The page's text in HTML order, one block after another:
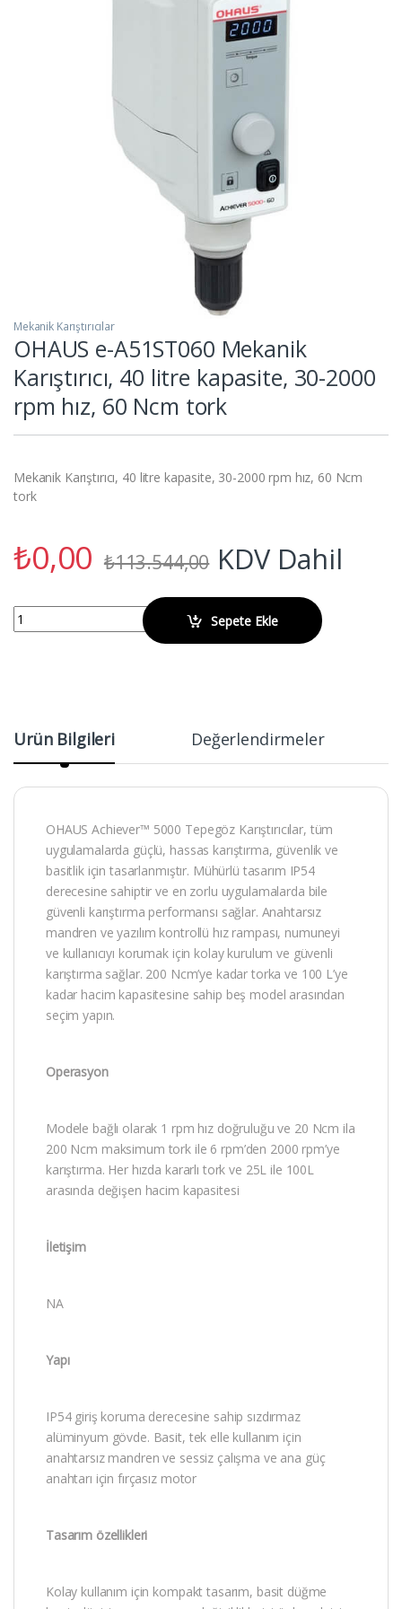
Mekanik Karıştırıcılar
OHAUS e-A51ST060 Mekanik
Karıştırıcı, 40 litre kapasite, 30-2000
rpm hız, 60 Ncm tork
Mekanik Karıştırıcı, 40 litre kapasite, 30-2000 rpm hız, 60 Ncm
tork
₺0,00 ₺113.544,00 KDV Dahil
OHAUS e-A51ST060 Mekanik Karıştırıcı, 40 litre kapasite, 30-2000
Sepete Ekle
Ürün Bilgileri Değerlendirmeler
OHAUS Achiever™ 5000 Tepegöz Karıştırıcılar, tüm
uygulamalarda güçlü, hassas karıştırma, güvenlik ve
basitlik için tasarlanmıştır. Mühürlü tasarım IP54
derecesine sahiptir ve en zorlu uygulamalarda bile
güvenli karıştırma performansı sağlar. Anahtarsız
mandren ve yazılım kontrollü hız rampası, numuneyi
ve kullanıcıyı korumak için kolay kurulum ve güvenli
karıştırma sağlar. 200 Ncm’ye kadar torka ve 100 L’ye
kadar hacim kapasitesine sahip beş model arasından
seçim yapın.
Operasyon
Modele bağlı olarak 1 rpm hız doğruluğu ve 20 Ncm ila
200 Ncm maksimum tork ile 6 rpm’den 2000 rpm’ye
karıştırma. Her hızda kararlı tork ve 25L ile 100L
arasında değişen hacim kapasitesi
İletişim
NA
Yapı
IP54 giriş koruma derecesine sahip sızdırmaz
alüminyum gövde. Basit, tek elle kullanım için
anahtarsız mandren ve sessiz çalışma ve ana güç
anahtarı için fırçasız motor
Tasarım özellikleri
Kolay kullanım için kompakt tasarım, basit düğme